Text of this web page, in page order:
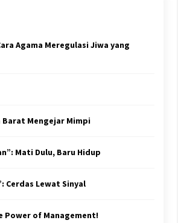
Agama Meregulasi Jiwa yang
Barat Mengejar Mimpi
Mati Dulu, Baru Hidup
Cerdas Lewat Sinyal
Power of Management!